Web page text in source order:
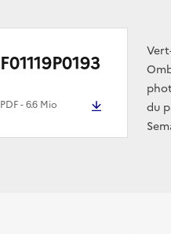
F01119P0193
PDF- 6.6 Mio
du